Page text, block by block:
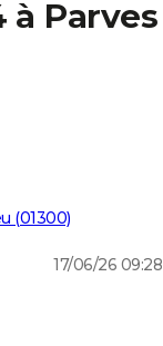
à Parves
(01300)
17/06/26 09:28